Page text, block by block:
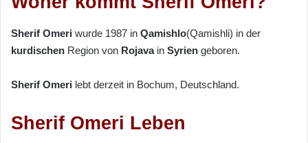
Sherif Omeri wurde 1987 in Qamishlo(Qamishli) in der
kurdischen Region von Rojavain Syrien geboren.
Sherif Omeri lebt derzeit in Bochum, Deutschland.
Sherif Omeri Leben